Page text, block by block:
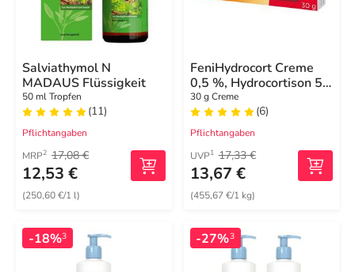
Salviathymol N
MADAUS Flüssigkeit
50 ml Tropfen
(11)
Pflichtangaben
MRP2 17,08 €
12,53 €
(250,60 €/1 l)
FeniHydrocort Creme
0,5 %, Hydrocortison 5
mg/g, wirksam bei
Hautentzündungen
30 g Creme
(6)
Pflichtangaben
UVP1 17,33 €
13,67 €
(455,67 €/1 kg)
-18%3 -27%3